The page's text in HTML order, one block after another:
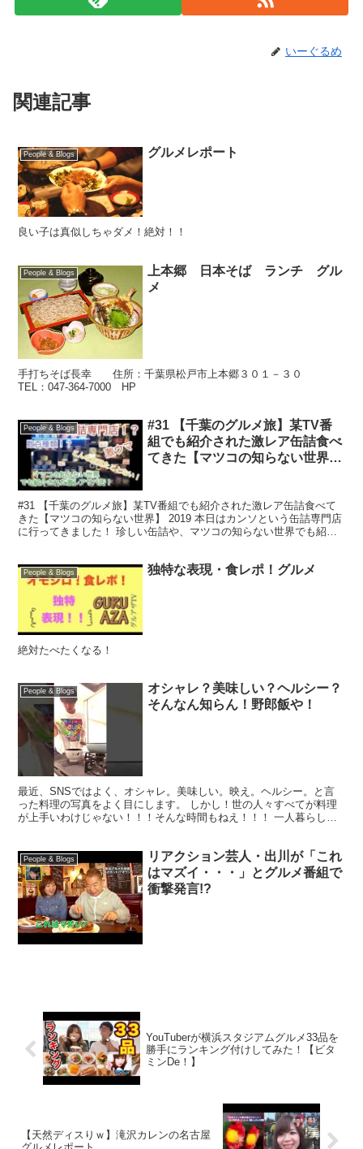
いーぐるめ
関連記事
People & Blogs グルメレポート
良い子は真似しちゃダメ！絶対！！
People & Blogs
上本郷 日本そば ランチ グル
メ
手打ちそば長幸 住所：千葉県松戸市上本郷３０１－３０
TEL：047-364-7000 HP
People & Blogs
#31 【千葉のグルメ旅】某TV番
組でも紹介された激レア缶詰食べ
てきた【マツコの知らない世界】
#31 【千葉のグルメ旅】某TV番組でも紹介された激レア缶詰食べて
きた【マツコの知らない世界】 2019 本日はカンソという缶詰専門店
に行ってきました！ 珍しい缶詰や、マツコの知らない世界でも紹介
People & Blogs 独特な表現・食レポ！グルメ
絶対たべたくなる！
People & Blogs
オシャレ？美味しい？ヘルシー？
そんなん知らん！野郎飯や！
最近、SNSではよく、オシャレ。美味しい。映え。ヘルシー。と言
った料理の写真をよく目にします。 しかし！世の人々すべてが料理
が上手いわけじゃない！！！そんな時間もねえ！！！ 一人暮らし男
People & Blogs
リアクション芸人・出川が「これ
はマズイ・・・」とグルメ番組で
衝撃発言!?
YouTuberが横浜スタジアムグルメ33品を
勝手にランキング付けしてみた！【ビタ
ミンDe！】
【天然ディスりｗ】滝沢カレンの名古屋